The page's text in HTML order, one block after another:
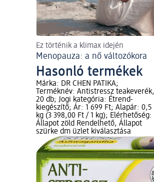
Ez történik a klimax idején
Menopauza: a nő változókora
Hasonló termékek
Márka: DR CHEN PATIKA;
Terméknév: Antistressz teakeverék,
20 db; Jogi kategória: Étrend-
kiegészítő; Ár: 1 699 Ft; Alapár: 0,5
kg (3 398,00 Ft / 1 kg); Elérhetőség:
Állapot zöld Rendelhető, Állapot
szürke dm üzlet kiválasztása